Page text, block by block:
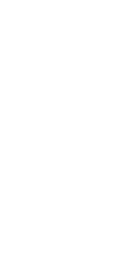
代和人 饰）因共